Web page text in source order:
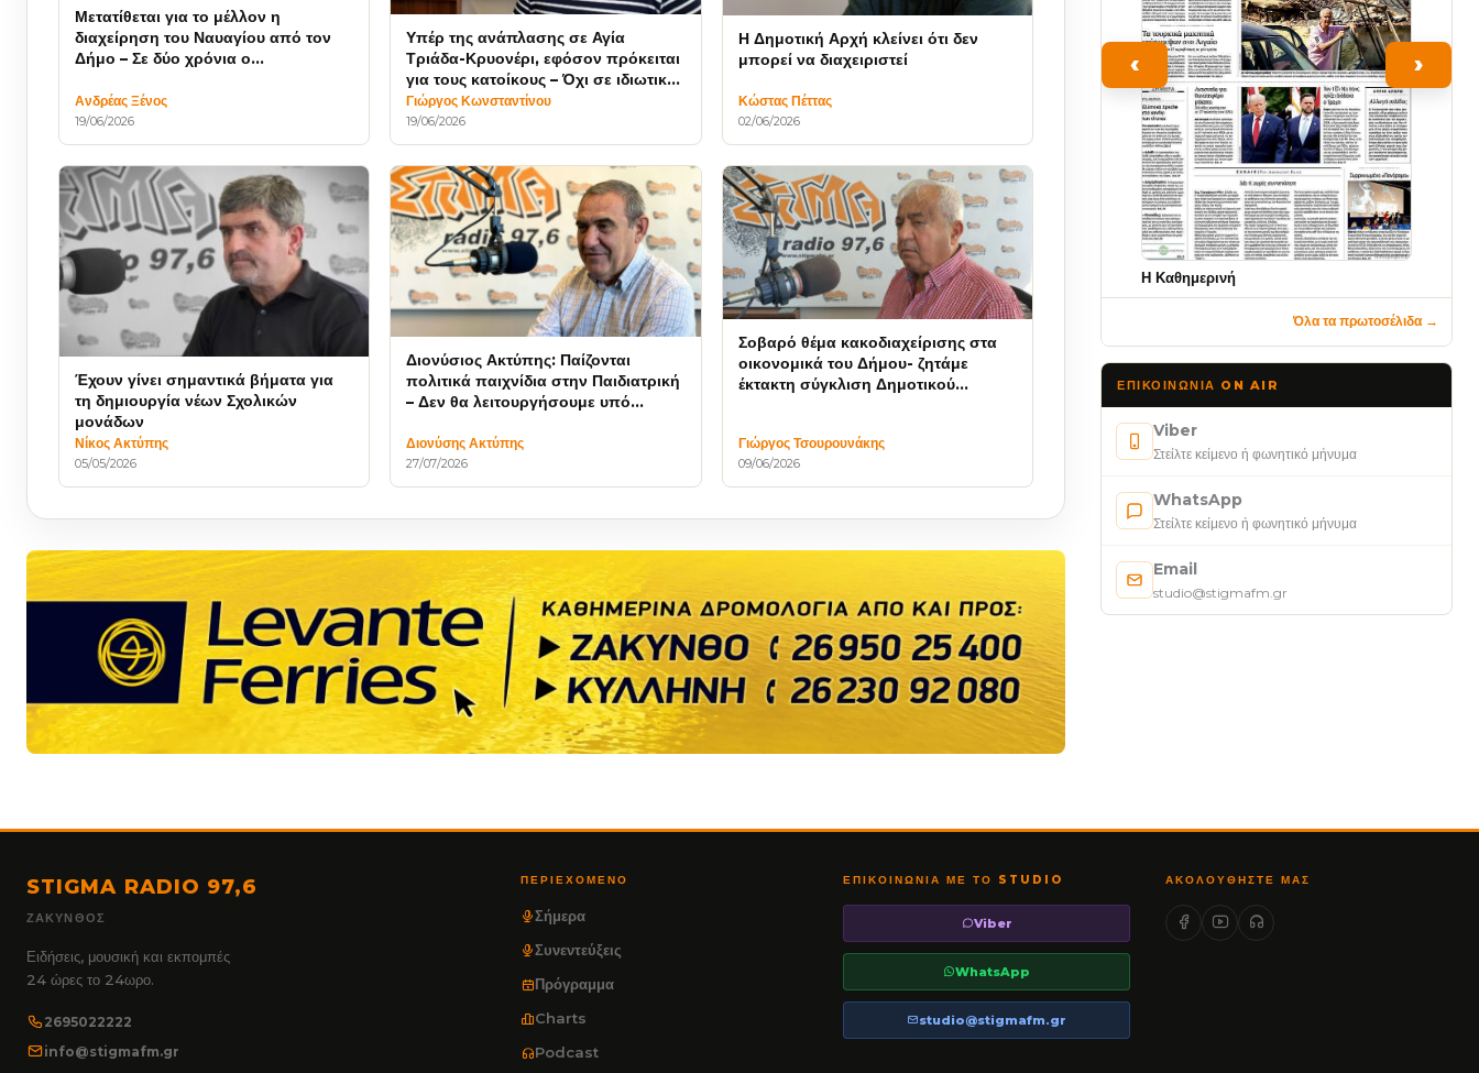
Μετατίθεται για το μέλλον η
διαχείρηση του Ναυαγίου από τον
Δήμο – Σε δύο χρόνια ο
δρόμου πρόσβασης
Ανδρέας Ξένος
19/06/2026
Υπέρ της ανάπλασης σε Αγία
Τριάδα-Κρυονέρι, εφόσον πρόκειται
για τους κατοίκους – Όχι σε ιδιωτικά
συμφέροντα
Γιώργος Κωνσταντίνου
19/06/2026
Η Δημοτική Αρχή κλείνει ότι δεν
μπορεί να διαχειριστεί
Κώστας Πέττας
02/06/2026
Έχουν γίνει σημαντικά βήματα για
τη δημιουργία νέων Σχολικών
μονάδων
Νίκος Ακτύπης
05/05/2026
Διονύσιος Ακτύπης: Παίζονται
πολιτικά παιχνίδια στην Παιδιατρική
– Δεν θα λειτουργήσουμε υπό
Διονύσης Ακτύπης
27/07/2026
Σοβαρό θέμα κακοδιαχείρισης στα
οικονομικά του Δήμου- ζητάμε
έκτακτη σύγκλιση Δημοτικού
Γιώργος Τσουρουνάκης
09/06/2026
‹
Η Καθημερινή
›
Όλα τα πρωτοσέλιδα →
ΕΠΙΚΟΙΝΩΝΊΑ ON AIR
Viber
Στείλτε κείμενο ή φωνητικό μήνυμα
WhatsApp
Στείλτε κείμενο ή φωνητικό μήνυμα
Email
studio@stigmafm.gr
STIGMA RADIO 97,6
ΖΆΚΥΝΘΟΣ
Ειδήσεις, μουσική και εκπομπές
24 ώρες το 24ωρο.
2695022222
info@stigmafm.gr
ΠΕΡΙΕΧΌΜΕΝΟ
Σήμερα
Συνεντεύξεις
Πρόγραμμα
Charts
Podcast
ΕΠΙΚΟΙΝΩΝΊΑ ΜΕ ΤΟ STUDIO
Viber
WhatsApp
studio@stigmafm.gr
ΑΚΟΛΟΥΘΉΣΤΕ ΜΑΣ